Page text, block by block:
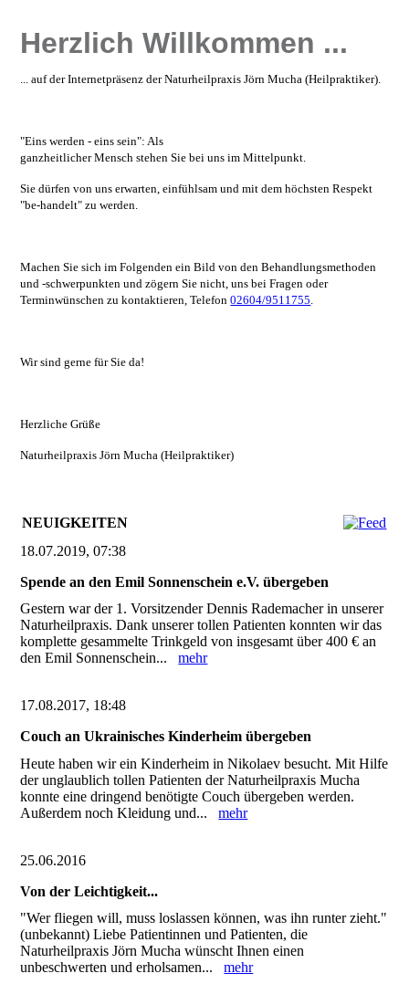
Herzlich Willkommen ...
... auf der Internetpräsenz der Naturheilpraxis Jörn Mucha (Heilpraktiker).
"Eins werden - eins sein": Als
ganzheitlicher Mensch stehen Sie bei uns im Mittelpunkt.
Sie dürfen von uns erwarten, einfühlsam und mit dem höchsten Respekt
"be-handelt" zu werden.
Machen Sie sich im Folgenden ein Bild von den Behandlungsmethoden
und -schwerpunkten und zögern Sie nicht, uns bei Fragen oder
Terminwünschen zu kontaktieren, Telefon02604/9511755.
Wir sind gerne für Sie da!
Herzliche Grüße
Naturheilpraxis Jörn Mucha (Heilpraktiker)
NEUIGKEITEN
18.07.2019, 07:38
Spende an den Emil Sonnenschein e.V. übergeben
Gestern war der 1. Vorsitzender Dennis Rademacher in unserer
Naturheilpraxis. Dank unserer tollen Patienten konnten wir das
komplette gesammelte Trinkgeld von insgesamt über 400 € an
den Emil Sonnenschein...mehr
17.08.2017, 18:48
Couch an Ukrainisches Kinderheim übergeben
Heute haben wir ein Kinderheim in Nikolaev besucht. Mit Hilfe
der unglaublich tollen Patienten der Naturheilpraxis Mucha
konnte eine dringend benötigte Couch übergeben werden.
Außerdem noch Kleidung und...mehr
25.06.2016
Von der Leichtigkeit...
"Wer fliegen will, muss loslassen können, was ihn runter zieht."
(unbekannt) Liebe Patientinnen und Patienten, die
Naturheilpraxis Jörn Mucha wünscht Ihnen einen
unbeschwerten und erholsamen...mehr